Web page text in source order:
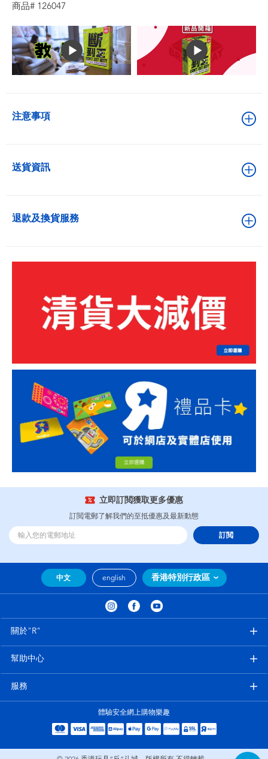
商品# 126047
注意事項
送貨資訊
退款及換貨服務
立即訂閲獲取更多優惠
訂閲電郵了解我們的至抵優惠及最新動態
訂閲
中文 english 香港特別行政區
關於"R"
幫助中心
服務
體驗安全網上購物樂趣